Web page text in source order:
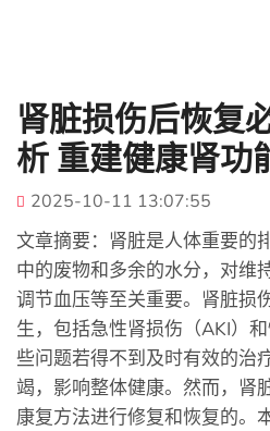
肾脏损伤后恢复
析 重建健康肾功
2025-10-11 13:07:55
文章摘要：肾脏是人体重要的
中的废物和多余的水分，对维
调节血压等至关重要。肾脏损
生，包括急性肾损伤（AKI）
些问题若得不到及时有效的治
竭，影响整体健康。然而，肾
康复方法进行修复和恢复的。